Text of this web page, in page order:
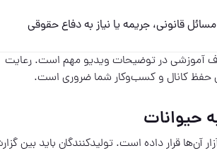
مسائل قانونی، جریمه یا نیاز به دفاع حقوقی
آموزشی در توضیحات ویدیو مهم است. رعایت
حفظ کانال و کسب‌وکار شما ضروری است.
حیوانات
قرار داده است. تولیدکنندگان باید بین